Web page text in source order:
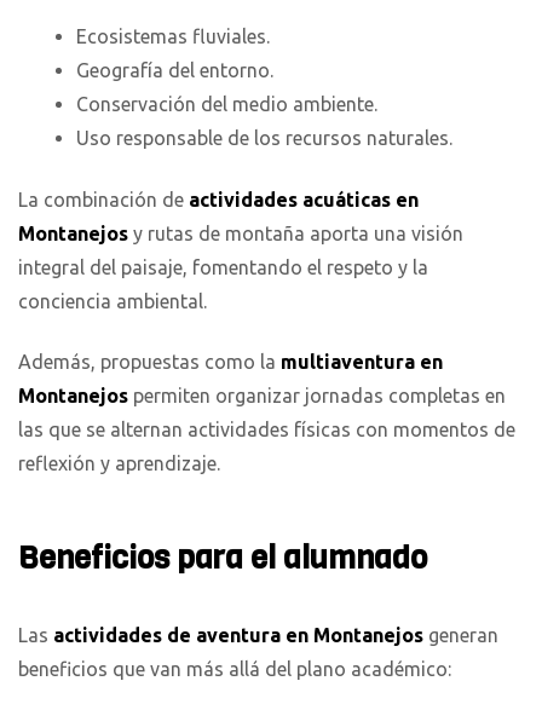
Ecosistemas fluviales.
Geografía del entorno.
Conservación del medio ambiente.
Uso responsable de los recursos naturales.
La combinación de actividades acuáticas en
Montanejos y rutas de montaña aporta una visión
integral del paisaje, fomentando el respeto y la
conciencia ambiental.
Además, propuestas como la multiaventura en
Montanejos permiten organizar jornadas completas en
las que se alternan actividades físicas con momentos de
reflexión y aprendizaje.
Beneficios para el alumnado
Las actividades de aventura en Montanejos generan
beneficios que van más allá del plano académico: